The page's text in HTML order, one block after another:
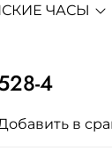
ЧАСЫ
4
в